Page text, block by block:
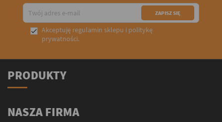
 Akceptuję regulamin sklepu i politykę
prywatności.
PRODUKTY
NASZA FIRMA